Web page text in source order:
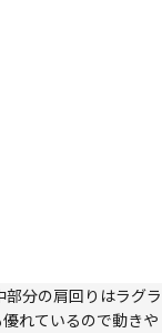
分の肩回りはラグラ
れているので動きや